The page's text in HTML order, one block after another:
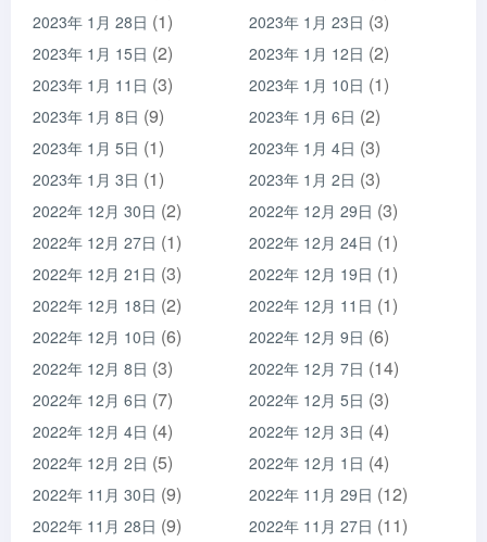
2023年 1月 28日 (1) 2023年 1月 23日 (3)
2023年 1月 15日 (2) 2023年 1月 12日 (2)
2023年 1月 11日 (3) 2023年 1月 10日 (1)
2023年 1月 8日 (9) 2023年 1月 6日 (2)
2023年 1月 5日 (1) 2023年 1月 4日 (3)
2023年 1月 3日 (1) 2023年 1月 2日 (3)
2022年 12月 30日 (2) 2022年 12月 29日 (3)
2022年 12月 27日 (1) 2022年 12月 24日 (1)
2022年 12月 21日 (3) 2022年 12月 19日 (1)
2022年 12月 18日 (2) 2022年 12月 11日 (1)
2022年 12月 10日 (6) 2022年 12月 9日 (6)
2022年 12月 8日 (3) 2022年 12月 7日 (14)
2022年 12月 6日 (7) 2022年 12月 5日 (3)
2022年 12月 4日 (4) 2022年 12月 3日 (4)
2022年 12月 2日 (5) 2022年 12月 1日 (4)
2022年 11月 30日 (9) 2022年 11月 29日 (12)
2022年 11月 28日 (9) 2022年 11月 27日 (11)